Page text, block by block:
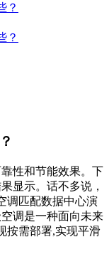
？
？
性和节能效果。下
显示。话不多说，
调匹配数据中心演
调是一种面向未来
按需部署,实现平滑